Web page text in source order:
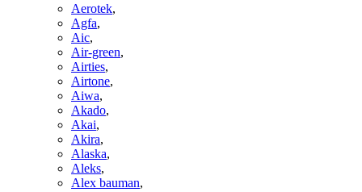
Aerotek,
Agfa,
Aic,
Air-green,
Airties,
Airtone,
Aiwa,
Akado,
Akai,
Akira,
Alaska,
Aleks,
Alex bauman,